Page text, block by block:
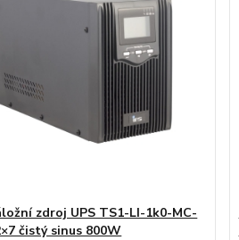
zdroj UPS TS1-LI-1k0-MC-
čistý sinus 800W